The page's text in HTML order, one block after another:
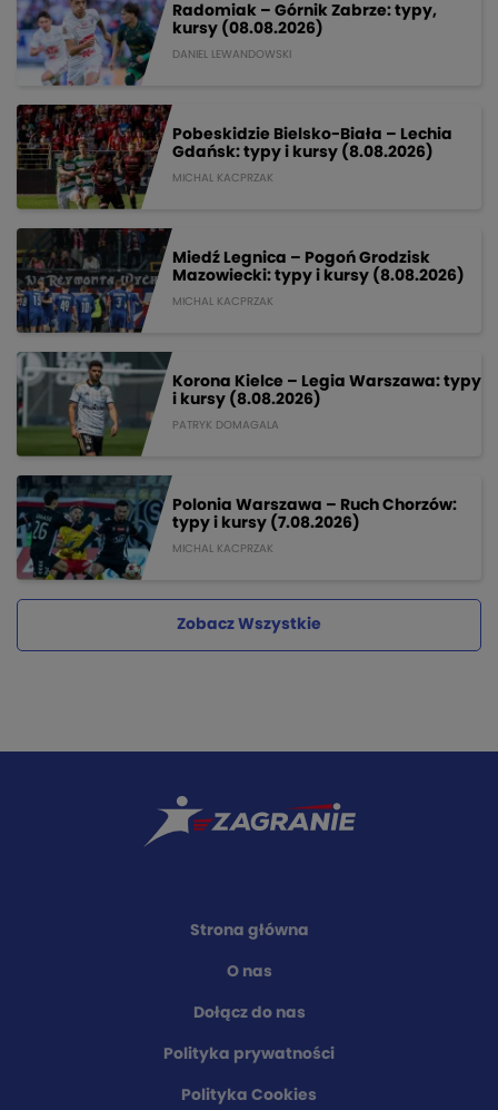
Radomiak – Górnik Zabrze: typy,
kursy (08.08.2026)
DANIEL LEWANDOWSKI
Pobeskidzie Bielsko-Biała – Lechia
Gdańsk: typy i kursy (8.08.2026)
MICHAL KACPRZAK
Miedź Legnica – Pogoń Grodzisk
Mazowiecki: typy i kursy (8.08.2026)
MICHAL KACPRZAK
Korona Kielce – Legia Warszawa: typy
i kursy (8.08.2026)
PATRYK DOMAGALA
Polonia Warszawa – Ruch Chorzów:
typy i kursy (7.08.2026)
MICHAL KACPRZAK
Zobacz Wszystkie
Strona główna
O nas
Dołącz do nas
Polityka prywatności
Polityka Cookies